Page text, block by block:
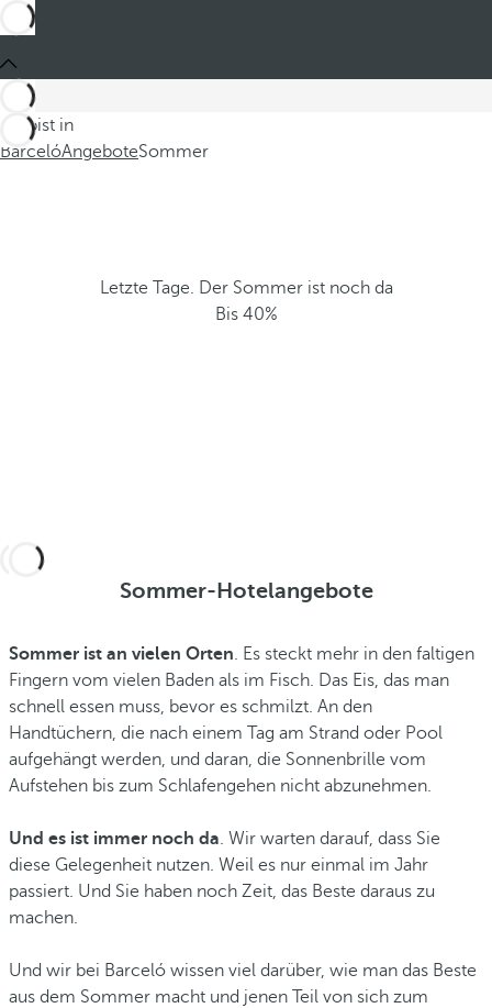
Du bist in
BarcelóAngeboteSommer
Letzte Tage. Der Sommer ist noch da
Bis 40%
Sommer-Hotelangebote
Sommer ist an vielen Orten. Es steckt mehr in den faltigen
Fingern vom vielen Baden als im Fisch. Das Eis, das man
schnell essen muss, bevor es schmilzt. An den
Handtüchern, die nach einem Tag am Strand oder Pool
aufgehängt werden, und daran, die Sonnenbrille vom
Aufstehen bis zum Schlafengehen nicht abzunehmen.
Und es ist immer noch da. Wir warten darauf, dass Sie
diese Gelegenheit nutzen. Weil es nur einmal im Jahr
passiert. Und Sie haben noch Zeit, das Beste daraus zu
machen.
Und wir bei Barceló wissen viel darüber, wie man das Beste
aus dem Sommer macht und jenen Teil von sich zum